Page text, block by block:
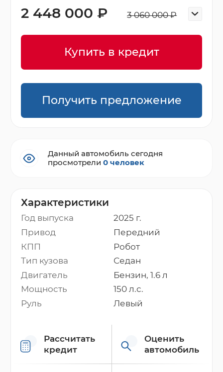
Характеристики
Год выпуска
2025 г.
Привод
Передний
КПП
Робот
Тип кузова
Седан
Двигатель
Бензин, 1.6 л
Мощность
150 л.с.
Руль
Левый
Рассчитать
кредит
Оценить
автомобиль
3 060 000 ₽
2 448 000 ₽
Купить в кредит
Получить предложение
Данный автомобиль сегодня
просмотрели0 человек